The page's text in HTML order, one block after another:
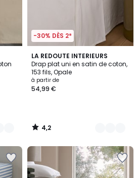
-30% DÈS 2*
LA REDOUTE INTERIEURS
Drap plat uni en satin de coton,
153 fils, Opale
à partir de
54,99 €
4,2
/ 5
8
Couleurs
4,2
/